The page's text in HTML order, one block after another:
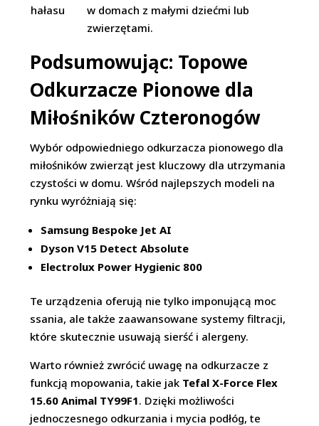
hałasu
w domach z małymi dziećmi lub
zwierzętami.
Podsumowując: Topowe
Odkurzacze Pionowe dla
Miłośników Czteronogów
Wybór odpowiedniego odkurzacza pionowego dla
miłośników zwierząt jest kluczowy dla utrzymania
czystości w domu. Wśród najlepszych modeli na
rynku wyróżniają się:
Samsung Bespoke Jet AI
Dyson V15 Detect Absolute
Electrolux Power Hygienic 800
Te urządzenia oferują nie tylko imponującą moc
ssania, ale także zaawansowane systemy filtracji,
które skutecznie usuwają sierść i alergeny.
Warto również zwrócić uwagę na odkurzacze z
funkcją mopowania, takie jak Tefal X-Force Flex
15.60 Animal TY99F1. Dzięki możliwości
jednoczesnego odkurzania i mycia podłóg, te